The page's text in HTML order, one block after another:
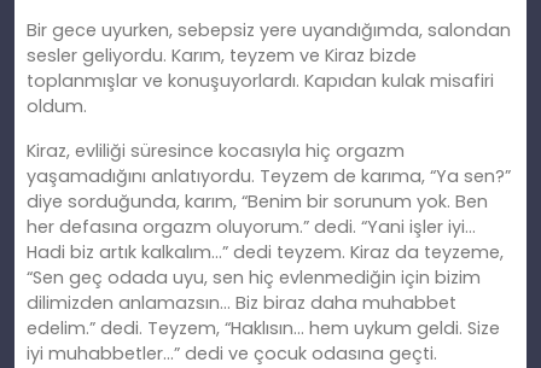
Bir gece uyurken, sebepsiz yere uyandığımda, salondan
sesler geliyordu. Karım, teyzem ve Kiraz bizde
toplanmışlar ve konuşuyorlardı. Kapıdan kulak misafiri
oldum.
Kiraz, evliliği süresince kocasıyla hiç orgazm
yaşamadığını anlatıyordu. Teyzem de karıma, “Ya sen?”
diye sorduğunda, karım, “Benim bir sorunum yok. Ben
her defasına orgazm oluyorum.” dedi. “Yani işler iyi…
Hadi biz artık kalkalım…” dedi teyzem. Kiraz da teyzeme,
“Sen geç odada uyu, sen hiç evlenmediğin için bizim
dilimizden anlamazsın… Biz biraz daha muhabbet
edelim.” dedi. Teyzem, “Haklısın… hem uykum geldi. Size
iyi muhabbetler…” dedi ve çocuk odasına geçti.